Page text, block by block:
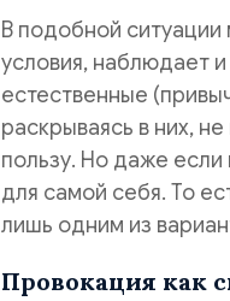
В подобной
условия, наблюдает
естественные
раскрываясь в них,
пользу. Но даже если
для самой себя. То
лишь одним из
Провокация как